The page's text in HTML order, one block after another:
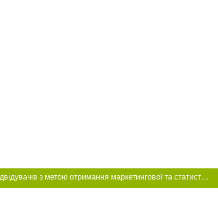
Цей сайт використовує «cookies». Також веб-сайт використовує інтернет-сервіс для збору технічних даних стосовно відвідувачів з метою отримання маркетингової та статистичної інформації. Умови обробки даних відвідувачів сайту див.